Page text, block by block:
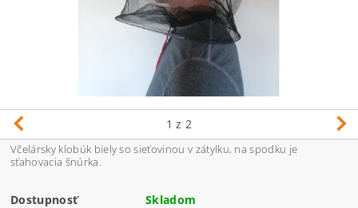
1 z 2
Včelársky klobúk biely so sieťovinou v zátylku, na spodku je
sťahovacia šnúrka.
Dostupnosť Skladom